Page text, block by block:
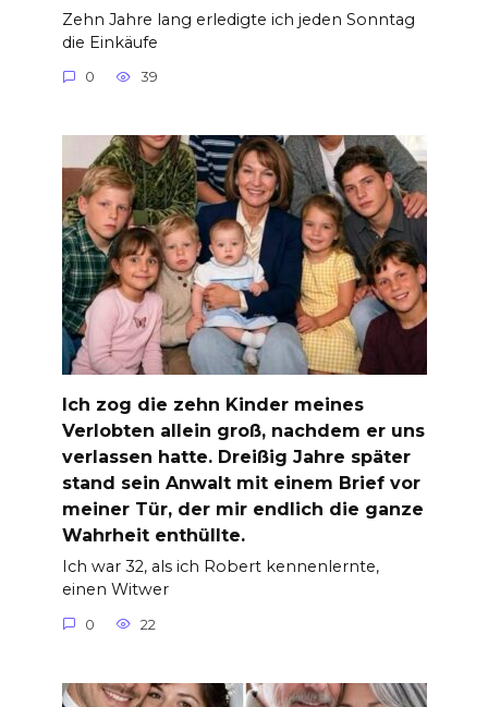
Zehn Jahre lang erledigte ich jeden Sonntag
die Einkäufe
0 39
Ich zog die zehn Kinder meines
Verlobten allein groß, nachdem er uns
verlassen hatte. Dreißig Jahre später
stand sein Anwalt mit einem Brief vor
meiner Tür, der mir endlich die ganze
Wahrheit enthüllte.
Ich war 32, als ich Robert kennenlernte,
einen Witwer
0 22